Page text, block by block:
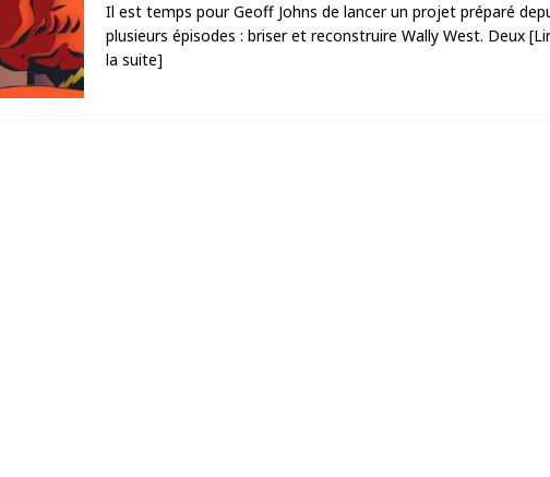
Il est temps pour Geoff Johns de lancer un projet préparé
plusieurs épisodes : briser et reconstruire Wally West. Deux
la suite]